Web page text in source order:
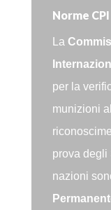
Norme CPI
La
per la
munizioni
prova degli
nazioni